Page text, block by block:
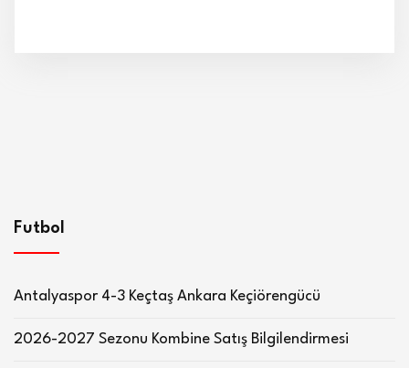
Futbol
Antalyaspor 4-3 Keçtaş Ankara Keçiörengücü
2026-2027 Sezonu Kombine Satış Bilgilendirmesi